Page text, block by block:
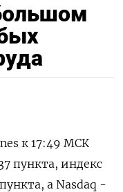
к 17:49 МСК
пункта, индекс
а Nasdaq -